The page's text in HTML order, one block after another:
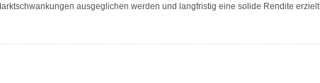
ausgeglichen werden und langfristig eine solide Rendite erzielt